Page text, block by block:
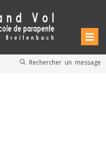
Rechercher un message